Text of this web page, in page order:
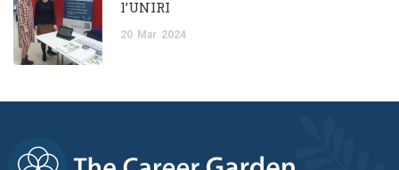
l’UNIRI
20 Mar 2024